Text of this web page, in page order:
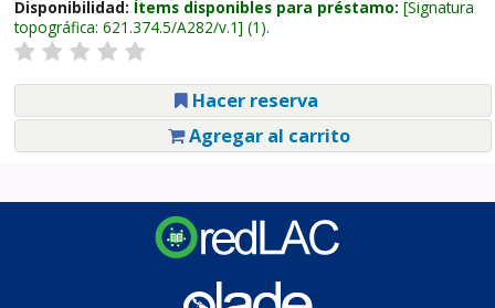
Disponibilidad: Ítems disponibles para préstamo: Signatura
topográfica: 621.374.5/A282/v.1 (1).
Hacer reserva
Agregar al carrito